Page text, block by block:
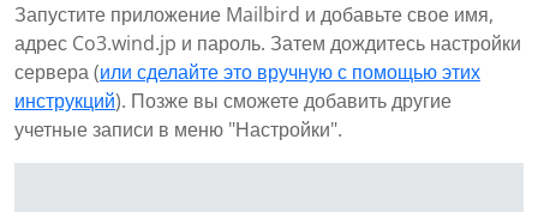
Запустите приложение Mailbird и добавьте свое имя,
адрес Co3.wind.jp и пароль. Затем дождитесь настройки
сервера (или сделайте это вручную с помощью этих
инструкций). Позже вы сможете добавить другие
учетные записи в меню "Настройки".